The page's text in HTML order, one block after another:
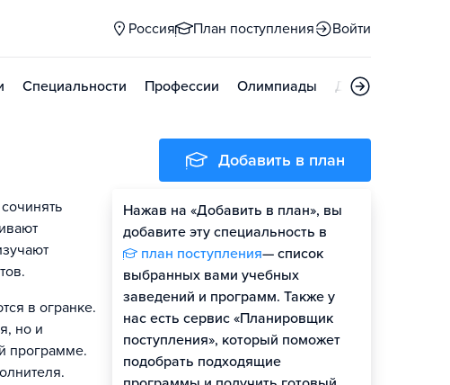
Россия План поступления Войти
Специальности Профессии Олимпиады Дни открытых
в огранке.
но и
программе.
Добавить в план
Нажав на «Добавить в план», вы
добавите эту специальность в
план поступления— список
выбранных вами учебных
заведений и программ. Также у
нас есть сервис «Планировщик
поступления», который поможет
подобрать подходящие